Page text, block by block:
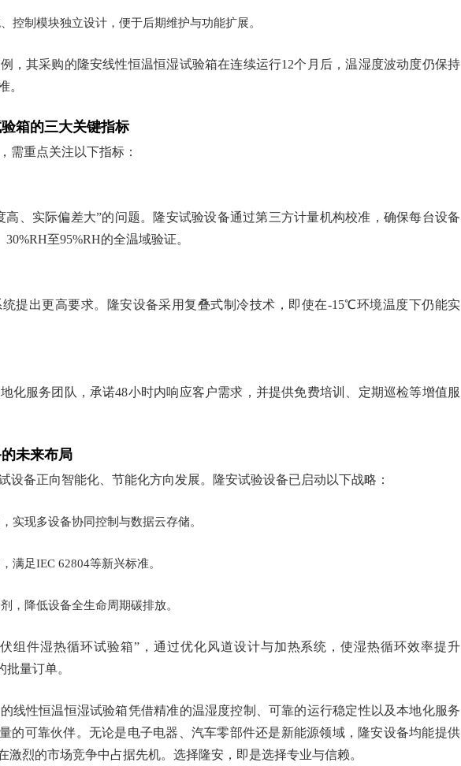
控制模块独立设计，便于后期维护与功能扩展。
，其采购的隆安线性恒温恒湿试验箱在连续运行12个月后，温湿度波动度仍保持
。
箱的三大关键指标
需重点关注以下指标：
高、实际偏差大”的问题。隆安试验设备通过第三方计量机构校准，确保每台设备
至95%RH的全温域验证。
提出更高要求。隆安设备采用复叠式制冷技术，即使在-15℃环境温度下仍能实
化服务团队，承诺48小时内响应客户需求，并提供免费培训、定期巡检等增值服
未来布局
设备正向智能化、节能化方向发展。隆安试验设备已启动以下战略：
实现多设备协同控制与数据云存储。
满足IEC 62804等新兴标准。
，降低设备全生命周期碳排放。
组件湿热循环试验箱”，通过优化风道设计与加热系统，使湿热循环效率提升
量订单。
线性恒温恒湿试验箱凭借精准的温湿度控制、可靠的运行稳定性以及本地化服务
的可靠伙伴。无论是电子电器、汽车零部件还是新能源领域，隆安设备均能提供
激烈的市场竞争中占据先机。选择隆安，即是选择专业与信赖。